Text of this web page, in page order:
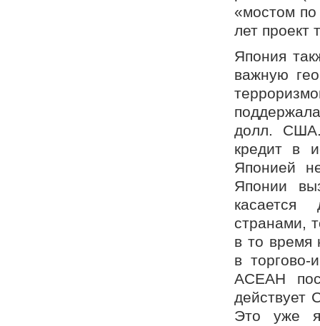
«мостом по
лет проект
Япония
важную
долл. США.
кредит в
Японией
Японии
касается
странами,
в то время
в
АСЕАН
действует
Это уже